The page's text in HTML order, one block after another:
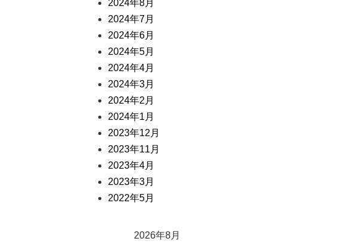
2024年8月
2024年7月
2024年6月
2024年5月
2024年4月
2024年3月
2024年2月
2024年1月
2023年12月
2023年11月
2023年4月
2023年3月
2022年5月
2026年8月